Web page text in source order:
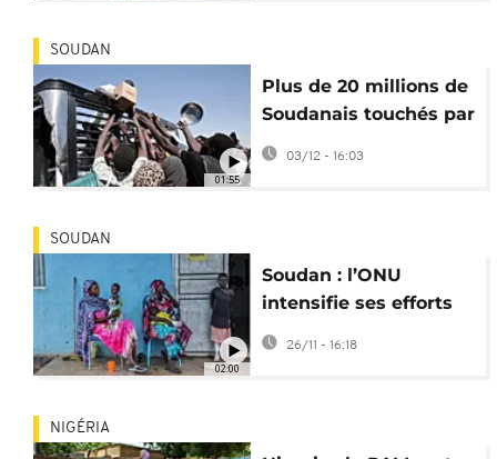
01:55
SOUDAN
Plus de 20 millions de
Soudanais touchés par
la famine, selon le
PAM
03/12 - 16:03
02:00
SOUDAN
Soudan : l’ONU
intensifie ses efforts
pour lutter contre la
26/11 - 16:18
NIGÉRIA